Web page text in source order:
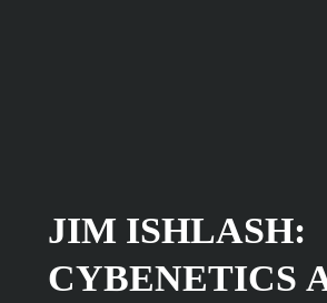
JIM ISHLASH:
CYBENETICS